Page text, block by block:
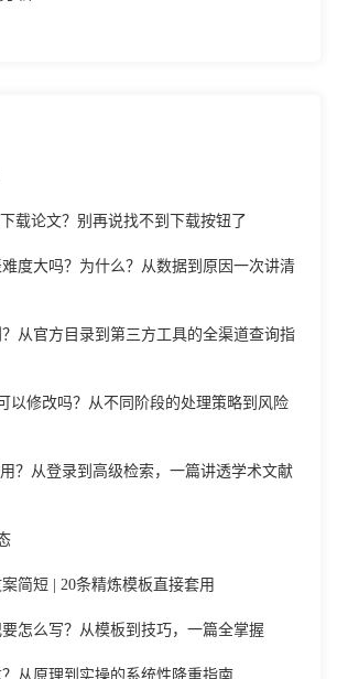
载论文？别再说找不到下载按钮了
度大吗？为什么？从数据到原因一次讲清
从官方目录到第三方工具的全渠道查询指
以修改吗？从不同阶段的处理策略到风险
用？从登录到高级检索，一篇讲透学术文献
简短 | 20条精炼模板直接套用
怎么写？从模板到技巧，一篇全掌握
从原理到实操的系统性降重指南